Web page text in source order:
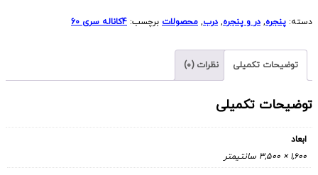
دسته: پنجره, در و پنجره, درب, محصولات برچسب: 4کاناله سری 60
توضیحات تکمیلی نظرات (0)
توضیحات تکمیلی
ابعاد
1,600 × 3,500 سانتیمتر